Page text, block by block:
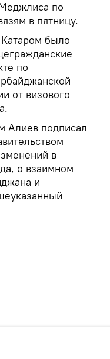
по
в пятницу.
было
по
от визового
Алиев подписал
в
о взаимном
и